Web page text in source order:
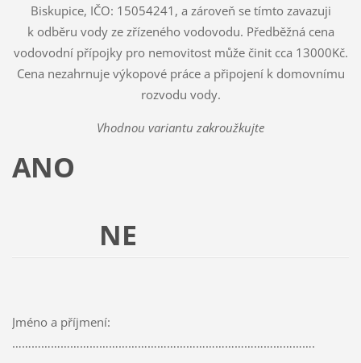
Biskupice, IČO: 15054241, a zároveň se tímto zavazuji
k odběru vody ze zřízeného vodovodu. Předběžná cena
vodovodní přípojky pro nemovitost může činit cca 13000Kč.
Cena nezahrnuje výkopové práce a připojení k domovnímu
rozvodu vody.
Vhodnou variantu zakroužkujte
ANO
NE
Jméno a příjmení:
………………………………………………………………………………….